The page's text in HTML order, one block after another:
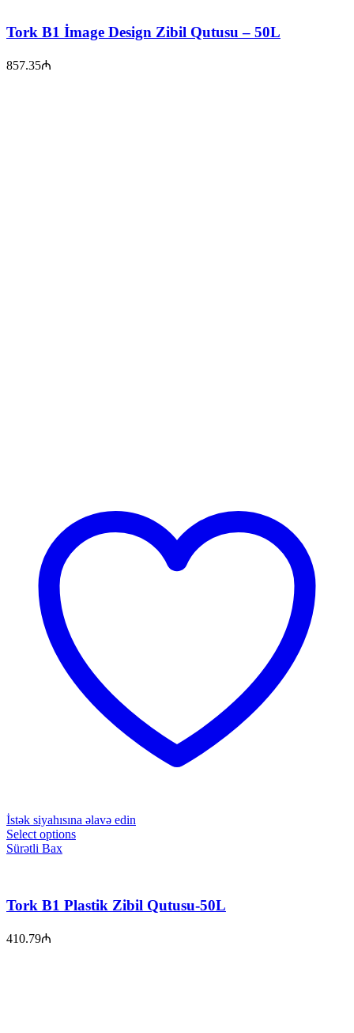
Tork B1 İmage Design Zibil Qutusu – 50L
857.35₼
İstək siyahısına əlavə edin
Select options
Sürətli Bax
Tork B1 Plastik Zibil Qutusu-50L
410.79₼